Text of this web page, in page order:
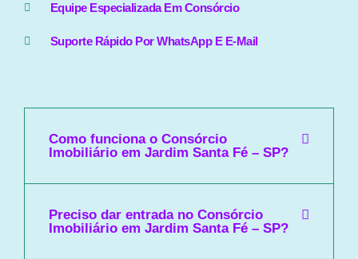
Equipe Especializada Em Consórcio
Suporte Rápido Por WhatsApp E E-Mail
Como funciona o Consórcio
Imobiliário em Jardim Santa Fé – SP?
Preciso dar entrada no Consórcio
Imobiliário em Jardim Santa Fé – SP?